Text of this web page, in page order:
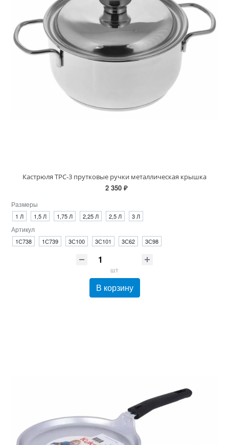
Кастрюля ТРС-3 прутковые ручки металлическая крышка
2 350 ₽
Размеры
1 Л 1,5 Л 1,75 Л 2,25 Л 2,5 Л 3 Л
Артикул
1С738 1С739 3С100 3С101 3С62 3С98
шт
В корзину